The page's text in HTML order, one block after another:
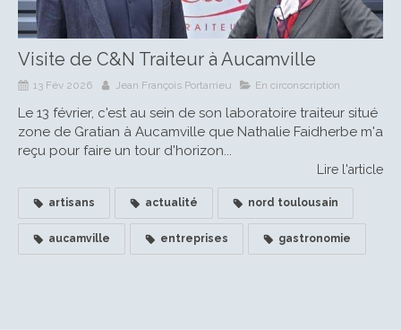
Visite de C&N Traiteur à Aucamville
13 Fév 2026 Jean François Portarrieu En circonscription
Le 13 février, c'est au sein de son laboratoire traiteur situé
zone de Gratian à Aucamville que Nathalie Faidherbe m'a
reçu pour faire un tour d'horizon...
Lire l'article
artisans actualité nord toulousain
aucamville entreprises gastronomie